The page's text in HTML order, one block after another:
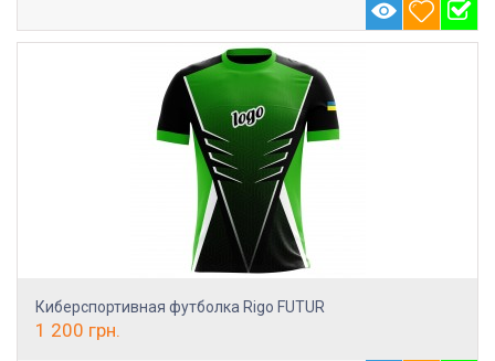
Киберспортивная футболка Rigo FUTUR
1 200 грн.